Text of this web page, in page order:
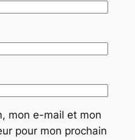
mon e-mail et mon
pour mon prochain